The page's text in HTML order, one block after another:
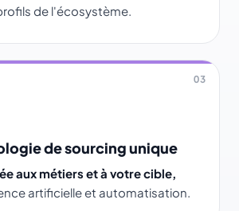
de l'écosystème.
03
de sourcing unique
aux métiers et à votre cible,
artificielle et automatisation.